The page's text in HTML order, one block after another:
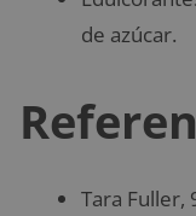
de azúcar.
Tara Fuller,